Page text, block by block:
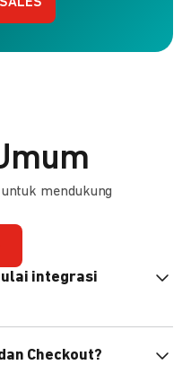
mendukung
integrasi
Anda. Pelajari
Checkout?